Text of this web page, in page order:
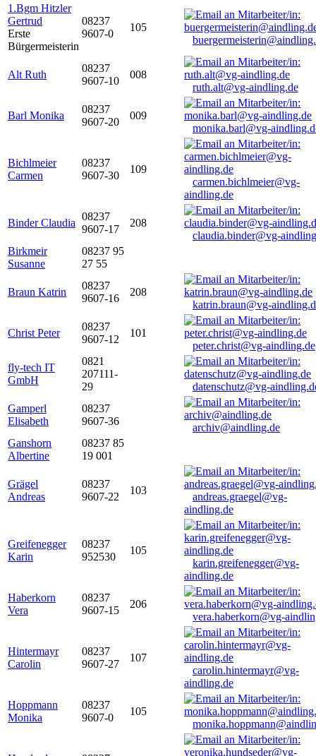
1.Bgm Hitzler
Gertrud
Erste
Bürgermeisterin
08237
9607-0
105
Alt Ruth
08237
9607-10
008
ruth.alt@vg-aindling.de
Barl Monika
08237
9607-20
009
monika.barl@vg-
Bichlmeier
Carmen
08237
9607-30
109
carmen.bichlmeier@vg-
aindling.de
Binder Claudia
08237
9607-17
208
claudia.binder@vg-
Birkmeir
Susanne
08237 95
27 55
Braun Katrin
08237
9607-16
208
katrin.braun@vg-
Christ Peter
08237
9607-12
101
peter.christ@vg-aindling.de
fly-tech IT
GmbH
0821
207111-
29
datenschutz@vg-
Gamperl
Elisabeth
08237
9607-36
archiv@aindling.de
Ganshorn
Albertine
08237 85
19 001
Grägel
Andreas
08237
9607-22
103
andreas.graegel@vg-
aindling.de
Greifenegger
Karin
08237
952530
105
karin.greifenegger@vg-
aindling.de
Haberkorn
Vera
08237
9607-15
206
vera.haberkorn@vg-
Hintermayr
Carolin
08237
9607-27
107
carolin.hintermayr@vg-
aindling.de
Hoppmann
Monika
08237
9607-0
105